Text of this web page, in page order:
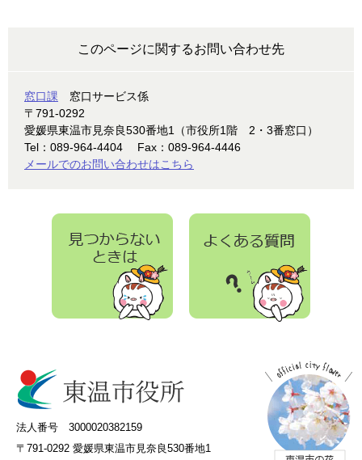
このページに関するお問い合わせ先
窓口課
窓口サービス係
〒791-0292
愛媛県東温市見奈良530番地1（市役所1階 2・3番窓口）
Tel：089-964-4404
Fax：089-964-4446
メールでのお問い合わせはこちら
法人番号 3000020382159
〒791-0292 愛媛県東温市見奈良530番地1